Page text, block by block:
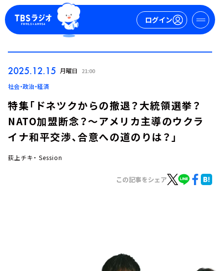
ログイン
2025.12.15 月曜日 21:00
社会・政治・経済
特集「ドネツクからの撤退？大統領選挙？
NATO加盟断念？～アメリカ主導のウクラ
イナ和平交渉、合意への道のりは？」
荻上チキ・ Session
この記事をシェア